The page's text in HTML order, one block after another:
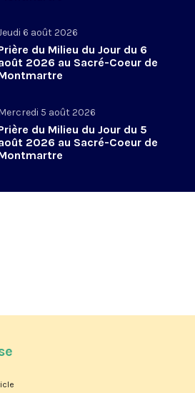
6 août 2026
du Milieu du Jour du 6
2026 au Sacré-Coeur de
5 août 2026
du Milieu du Jour du 5
2026 au Sacré-Coeur de